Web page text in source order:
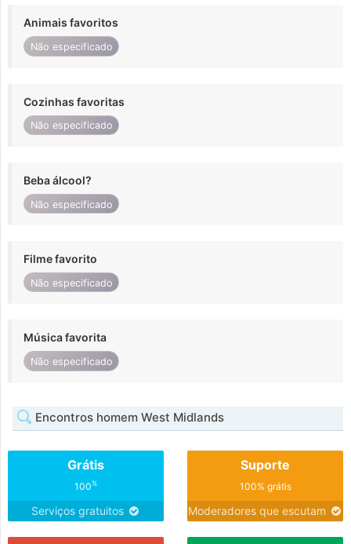
Animais favoritos
Não especificado
Cozinhas favoritas
Não especificado
Beba álcool?
Não especificado
Filme favorito
Não especificado
Música favorita
Não especificado
Encontros homem West Midlands
Grátis
100%
Serviços gratuitos
Suporte
100% grátis
Moderadores que escutam